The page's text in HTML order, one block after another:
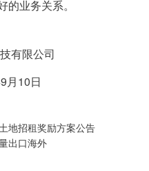
业务关系。
备科技有限公司
年9月10日
地招租奖励方案公告
出口海外